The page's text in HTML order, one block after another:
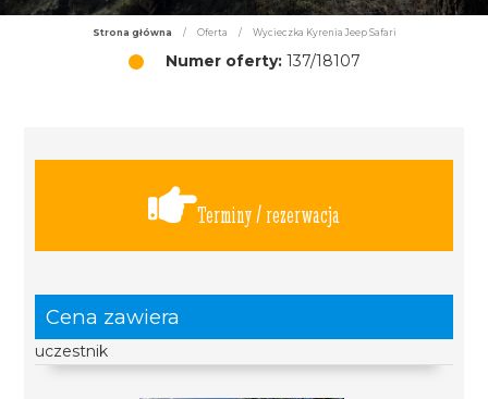
Strona główna / Oferta / Wycieczka Kyrenia Jeep Safari
Numer oferty:137/18107
Terminy / rezerwacja
Cena zawiera
uczestnik